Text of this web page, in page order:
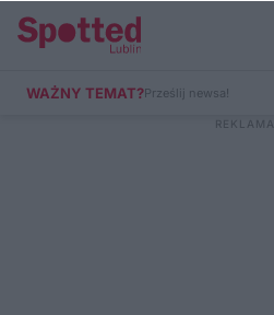
WAŻNY TEMAT?Prześlij newsa!